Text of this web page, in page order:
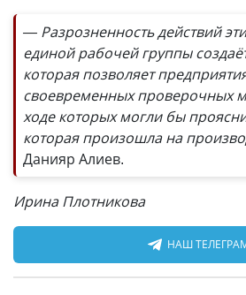
— Разрозненность действий
единой рабочей группы
которая позволяет
своевременных проверочных
ходе которых могли бы
которая произошла на
Данияр Алиев.
Ирина Плотникова
НАШ